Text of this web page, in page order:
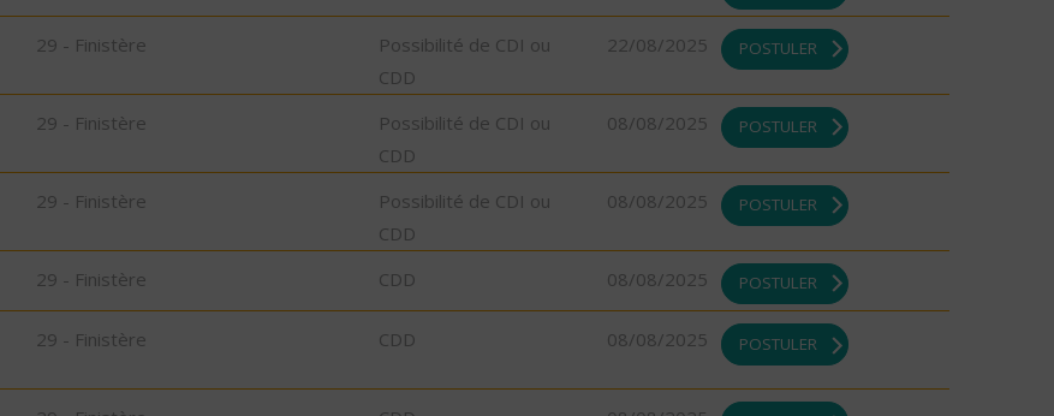
29 - Finistère
Possibilité de CDI ou
CDD
22/08/2025 POSTULER
29 - Finistère
Possibilité de CDI ou
CDD
08/08/2025 POSTULER
29 - Finistère
Possibilité de CDI ou
CDD
08/08/2025 POSTULER
29 - Finistère CDD 08/08/2025 POSTULER
29 - Finistère CDD 08/08/2025 POSTULER